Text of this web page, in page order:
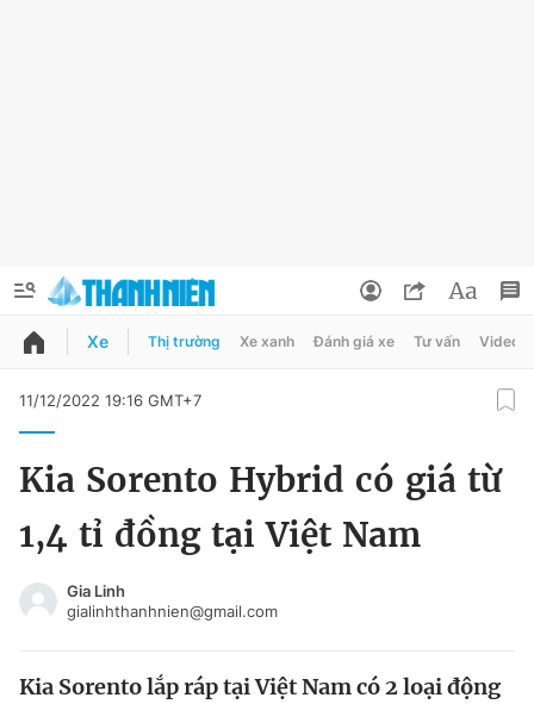
QUẢNG CÁO
Chào ngày mới Tin 24h
Tin thị trường Tin 360
Đổi mật khẩu
Tin đã lưu
Tin đã xem
Xe Thị trường Xe xanh Đánh giá xe Tư vấn Video
11/12/2022 19:16 GMT+7
Kia Sorento Hybrid có giá từ
1,4 tỉ đồng tại Việt Nam
Gia Linh
gialinhthanhnien@gmail.com
Kia Sorento lắp ráp tại Việt Nam có 2 loại động